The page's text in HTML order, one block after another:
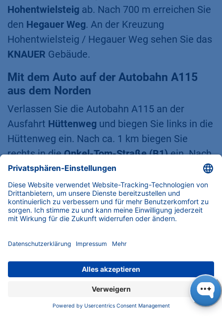
Hohentwielsteig ab. Nach 700 m erreichen Sie
den Hegauer Weg. An der Kreuzung
Hohentwielsteig / Hegauer Weg sehen Sie das
KNAUER Gebäude.
Mit dem Auto auf der Autobahn A115
aus dem Norden
Verlassen Sie die Autobahn A115 an der
Ausfahrt Hüttenweg und biegen Sie links in die
Hüttenweg ein. Nach ca. 1 km biegen Sie
rechts in dieOnkel-Tom-Straße (B1)ein. Nach
3,7 km erreichen Sie diePotsdamer Straße
Biegen Sie dort nach rechts ab. Fahren Sie
geradeaus für 1,2 km und (nachdem Sie unter
einer Eisenbahnbrücke hindurchgefahren sind)
in die entgegengesetzte Richtung und biegen
700 m erreichen Sie denHegauer Weg
. An der
Kreuzung Hohentwielsteig / Hegauer Weg
sehen Sie das blaueKNAUERGebäude.